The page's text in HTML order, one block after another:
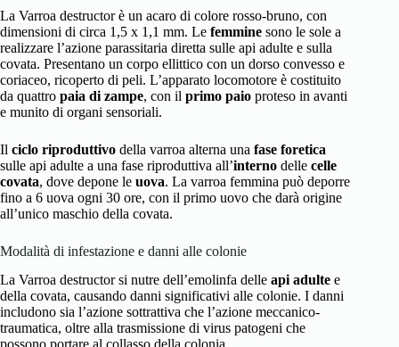
La Varroa destructor è un acaro di colore rosso-bruno, con
dimensioni di circa 1,5 x 1,1 mm. Le femmine sono le sole a
realizzare l’azione parassitaria diretta sulle api adulte e sulla
covata. Presentano un corpo ellittico con un dorso convesso e
coriaceo, ricoperto di peli. L’apparato locomotore è costituito
da quattro paia di zampe, con il primo paio proteso in avanti
e munito di organi sensoriali.
Il ciclo riproduttivo della varroa alterna una fase foretica
sulle api adulte a una fase riproduttiva all’interno delle celle
covata, dove depone le uova. La varroa femmina può deporre
fino a 6 uova ogni 30 ore, con il primo uovo che darà origine
all’unico maschio della covata.
Modalità di infestazione e danni alle colonie
La Varroa destructor si nutre dell’emolinfa delle api adulte e
della covata, causando danni significativi alle colonie. I danni
includono sia l’azione sottrattiva che l’azione meccanico-
traumatica, oltre alla trasmissione di virus patogeni che